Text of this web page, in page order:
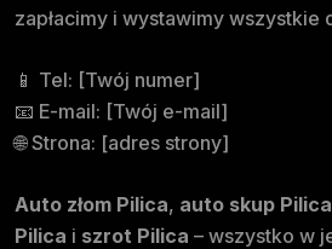
zapłacimy i wystawimy wszystkie
📱 Tel: [Twój numer]
📧 E-mail: [Twój e-mail]
🌐 Strona: [adres strony]
Auto złom Pilica, auto skup Pilica
Pilica i szrot Pilica – wszystko w